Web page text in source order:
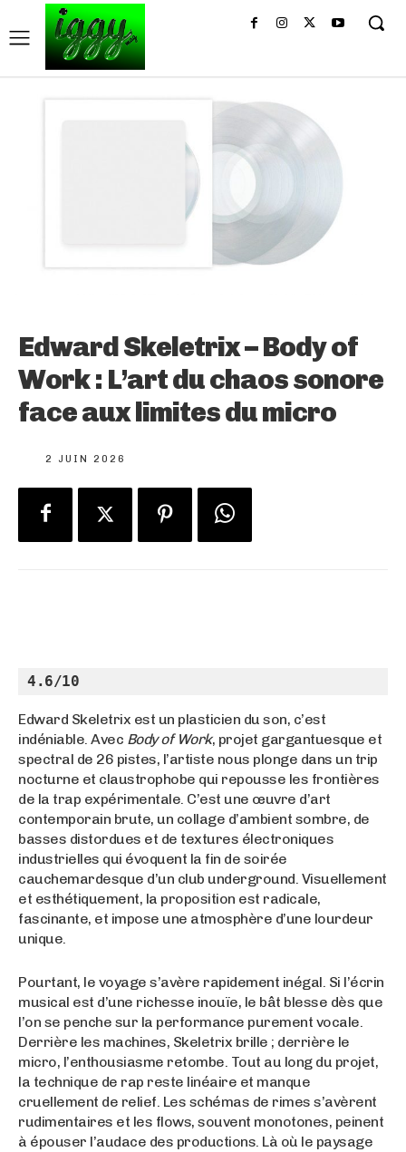
Edward Skeletrix – Body of
Work : L’art du chaos sonore
face aux limites du micro
2 JUIN 2026
4.6/10
Edward Skeletrix est un plasticien du son, c’est
indéniable. Avec Body of Work, projet gargantuesque et
spectral de 26 pistes, l’artiste nous plonge dans un trip
nocturne et claustrophobe qui repousse les frontières
de la trap expérimentale. C’est une œuvre d’art
contemporain brute, un collage d’ambient sombre, de
basses distordues et de textures électroniques
industrielles qui évoquent la fin de soirée
cauchemardesque d’un club underground. Visuellement
et esthétiquement, la proposition est radicale,
fascinante, et impose une atmosphère d’une lourdeur
unique.
Pourtant, le voyage s’avère rapidement inégal. Si l’écrin
musical est d’une richesse inouïe, le bât blesse dès que
l’on se penche sur la performance purement vocale.
Derrière les machines, Skeletrix brille ; derrière le
micro, l’enthousiasme retombe. Tout au long du projet,
la technique de rap reste linéaire et manque
cruellement de relief. Les schémas de rimes s’avèrent
rudimentaires et les flows, souvent monotones, peinent
à épouser l’audace des productions. Là où le paysage